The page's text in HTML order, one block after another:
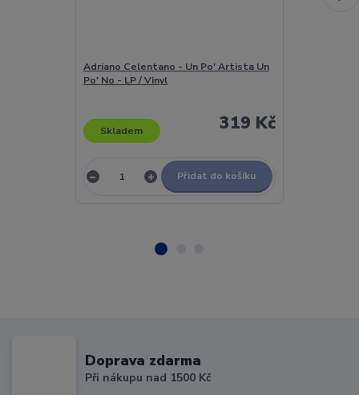
Adriano Celentano - Un Po' Artista Un
Po' No - LP / Vinyl
319 Kč
Skladem
Přidat do košíku
Doprava zdarma
Při nákupu nad 1500 Kč